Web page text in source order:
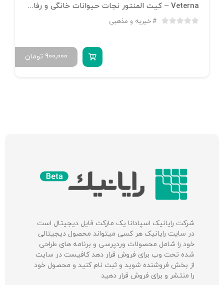
Veterna – کیت المنتور نجات حیوانات خانگی و رفاه حیوانات
خیریه و مذهبی
تومان 900,000
شرکت‌ رایانیک اسپادانا یک مارکت فایل دیجیتال است
در سایت رایانیک هر کسی میتواند محصول دیجیتالی
خود را شامل محصولات وردپرسی و برنامه های طراحی
شده تحت وب برای فروش قرار دهد کافیست در سایت
از بخش فروشنده شوید و ثبت نام کنید و محصول خود
را منتشر و برای فروش قرار دهید